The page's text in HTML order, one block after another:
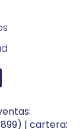
| cartera: